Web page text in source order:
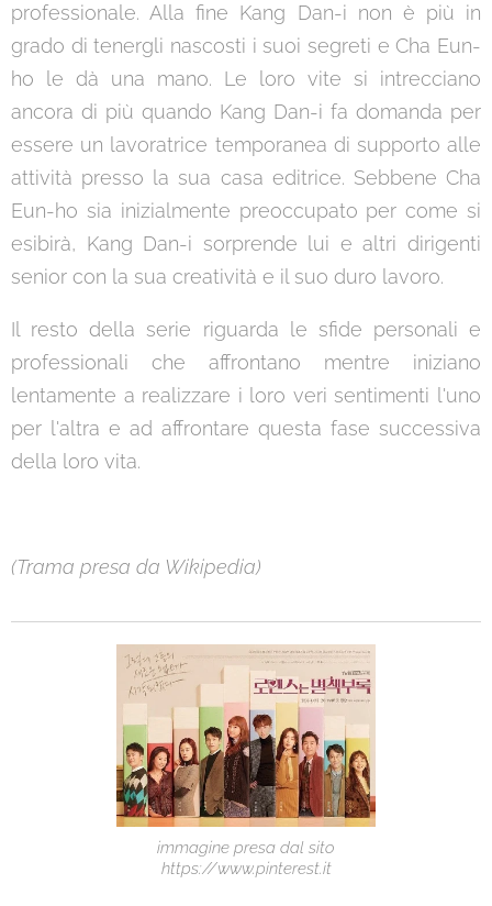
professionale. Alla fine Kang Dan-i non è più in
grado di tenergli nascosti i suoi segreti e Cha Eun-
ho le dà una mano. Le loro vite si intrecciano
ancora di più quando Kang Dan-i fa domanda per
essere un lavoratrice temporanea di supporto alle
attività presso la sua casa editrice. Sebbene Cha
Eun-ho sia inizialmente preoccupato per come si
esibirà, Kang Dan-i sorprende lui e altri dirigenti
senior con la sua creatività e il suo duro lavoro.
Il resto della serie riguarda le sfide personali e
professionali che affrontano mentre iniziano
lentamente a realizzare i loro veri sentimenti l'uno
per l'altra e ad affrontare questa fase successiva
della loro vita.
(Trama presa da Wikipedia)
immagine presa dal sito
https://www.pinterest.it